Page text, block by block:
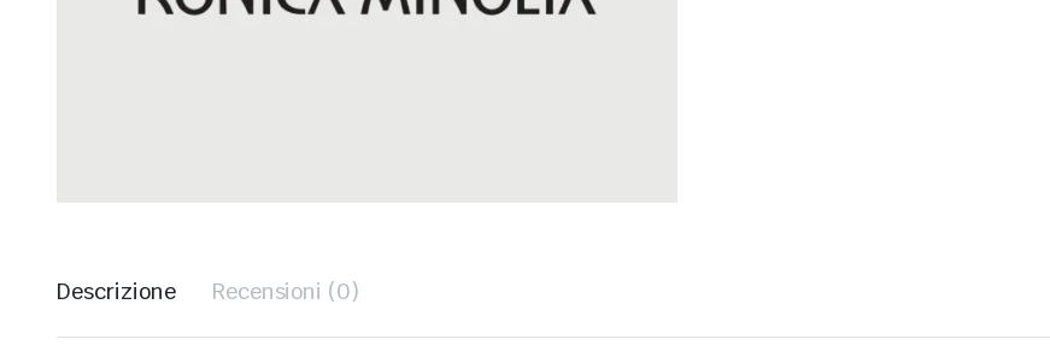
Descrizione Recensioni (0)